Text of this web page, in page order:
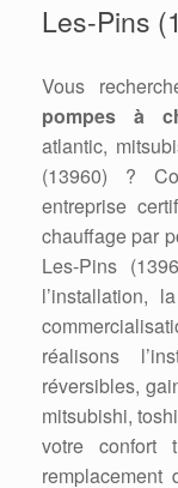
Les-Pins
Vous
pompes à
atlantic,
(13960) ?
entreprise
chauffage par
Les-Pins
l’installation,
réalisons
réversibles,
mitsubishi,
votre confort
remplacement